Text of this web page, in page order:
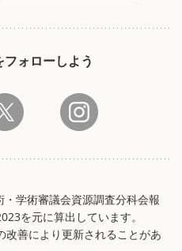
ォローしよう
学術審議会資源調査分科会報
を元に算出しています。
改善により更新されることがあ